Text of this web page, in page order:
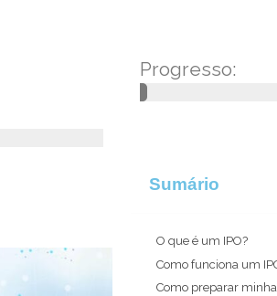
Progresso:
Sumário
O que é um IPO?
Como funciona um
Como preparar